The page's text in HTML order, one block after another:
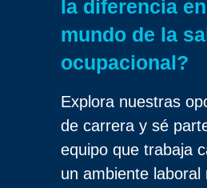
la diferencia
mundo de la
ocupacional?
Explora nuestras
de carrera y sé
equipo que trabaja
un ambiente laboral